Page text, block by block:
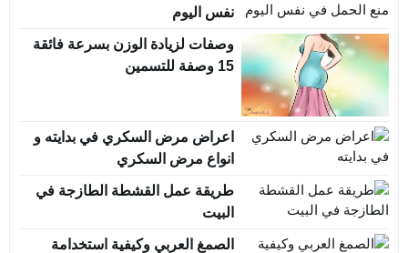
نفس اليوم
وصفات لزيادة الوزن بسرعة فائقة
15 وصفة للتسمين
اعراض مرض السكري في بدايته و
انواع مرض السكري
طريقة عمل القشطة الطازجة في
البيت
الصمغ العربي وكيفية استخدامة